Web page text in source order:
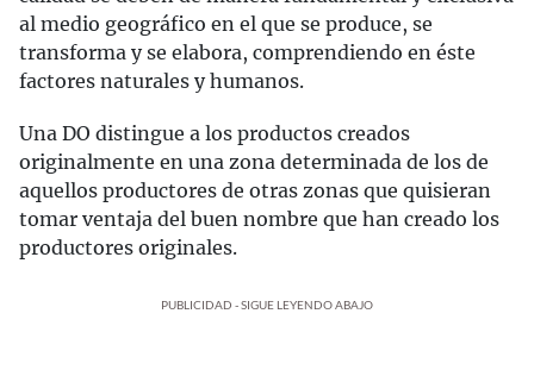
al medio geográfico en el que se produce, se
transforma y se elabora, comprendiendo en éste
factores naturales y humanos.
Una DO distingue a los productos creados
originalmente en una zona determinada de los de
aquellos productores de otras zonas que quisieran
tomar ventaja del buen nombre que han creado los
productores originales.
PUBLICIDAD - SIGUE LEYENDO ABAJO